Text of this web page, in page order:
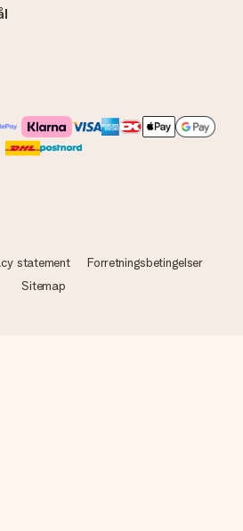
statement
Forretningsbetingelser
Sitemap